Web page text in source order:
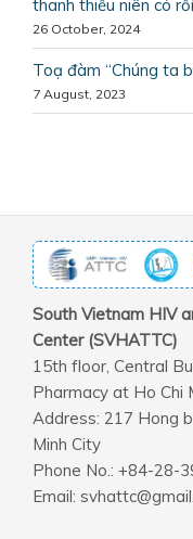
thanh thiếu niên có
26 October, 2024
Toạ đàm “Chúng ta
7 August, 2023
South Vietnam HIV
Center (SVHATTC)
15th floor, Central
Pharmacy at Ho Chi
Address: 217 Hong
Minh City
Phone No.: +84-28-
Email: